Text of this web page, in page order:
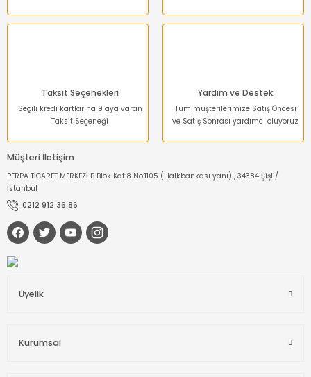
Taksit Seçenekleri
Seçili kredi kartlarına 9 aya varan
Taksit Seçeneği
Yardım ve Destek
Tüm müşterilerimize Satış Öncesi
ve Satış Sonrası yardımcı oluyoruz
Müşteri İletişim
PERPA TİCARET MERKEZİ B Blok Kat:8 No:1105 (Halkbankası yanı) , 34384 Şişli/
İstanbul
0212 912 36 86
Üyelik
Kurumsal